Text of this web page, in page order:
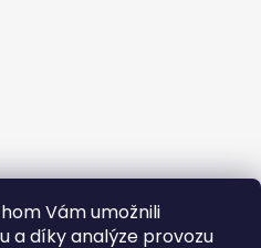
Vám umožnili
a díky analýze provozu
na Instagramu